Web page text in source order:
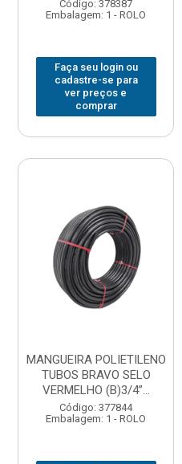
Código: 378387
Embalagem: 1 - ROLO
Faça seu login ou
cadastre-se para
ver preços e
comprar
MANGUEIRA POLIETILENO
TUBOS BRAVO SELO
VERMELHO (B)3/4”...
Código: 377844
Embalagem: 1 - ROLO